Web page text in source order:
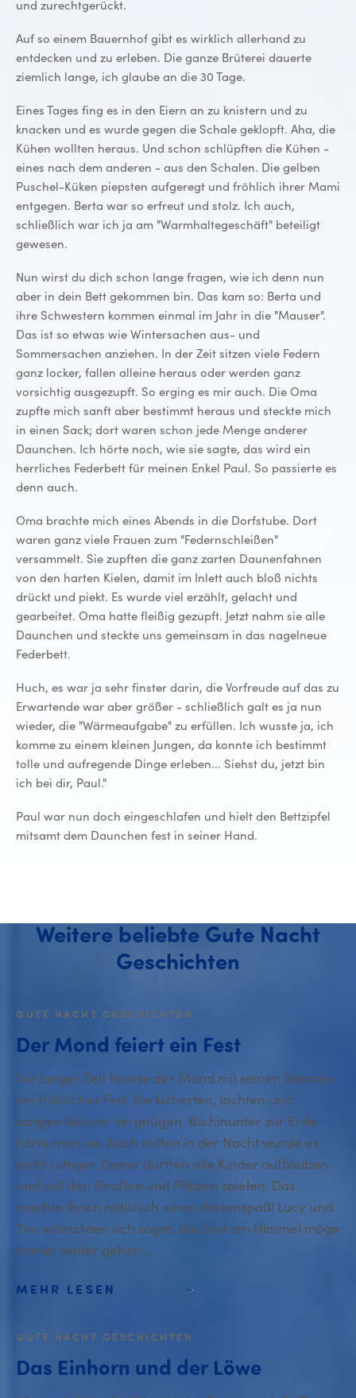
und zurechtgerückt.
Auf so einem Bauernhof gibt es wirklich allerhand zu
entdecken und zu erleben. Die ganze Brüterei dauerte
ziemlich lange, ich glaube an die 30 Tage.
Eines Tages fing es in den Eiern an zu knistern und zu
knacken und es wurde gegen die Schale geklopft. Aha, die
Kühen wollten heraus. Und schon schlüpften die Kühen -
eines nach dem anderen - aus den Schalen. Die gelben
Puschel-Küken piepsten aufgeregt und fröhlich ihrer Mami
entgegen. Berta war so erfreut und stolz. Ich auch,
schließlich war ich ja am "Warmhaltegeschäft" beteiligt
gewesen.
Nun wirst du dich schon lange fragen, wie ich denn nun
aber in dein Bett gekommen bin. Das kam so: Berta und
ihre Schwestern kommen einmal im Jahr in die "Mauser".
Das ist so etwas wie Wintersachen aus- und
Sommersachen anziehen. In der Zeit sitzen viele Federn
ganz locker, fallen alleine heraus oder werden ganz
vorsichtig ausgezupft. So erging es mir auch. Die Oma
zupfte mich sanft aber bestimmt heraus und steckte mich
in einen Sack; dort waren schon jede Menge anderer
Daunchen. Ich hörte noch, wie sie sagte, das wird ein
herrliches Federbett für meinen Enkel Paul. So passierte es
denn auch.
Oma brachte mich eines Abends in die Dorfstube. Dort
waren ganz viele Frauen zum "Federnschleißen"
versammelt. Sie zupften die ganz zarten Daunenfahnen
von den harten Kielen, damit im Inlett auch bloß nichts
drückt und piekt. Es wurde viel erzählt, gelacht und
gearbeitet. Oma hatte fleißig gezupft. Jetzt nahm sie alle
Daunchen und steckte uns gemeinsam in das nagelneue
Federbett.
Huch, es war ja sehr finster darin, die Vorfreude auf das zu
Erwartende war aber größer - schließlich galt es ja nun
wieder, die "Wärmeaufgabe" zu erfüllen. Ich wusste ja, ich
komme zu einem kleinen Jungen, da konnte ich bestimmt
tolle und aufregende Dinge erleben... Siehst du, jetzt bin
ich bei dir, Paul."
Paul war nun doch eingeschlafen und hielt den Bettzipfel
mitsamt dem Daunchen fest in seiner Hand.
Weitere beliebte Gute Nacht
Geschichten
GUTE NACHT GESCHICHTEN
Der Mond feiert ein Fest
Vor langer Zeit feierte der Mond mit seinen Sternen
ein fröhliches Fest. Sie kicherten, lachten und
sangen laut vor Vergnügen. Bis hinunter zur Erde
hörte man sie. Auch mitten in der Nacht wurde es
nicht ruhiger. Daher durften alle Kinder aufbleiben
und auf den Straßen und Plätzen spielen. Das
machte ihnen natürlich einen Riesenspaß! Lucy und
Tim wünschten sich sogar, das Fest am Himmel möge
immer weiter gehen...
MEHR LESEN
GUTE NACHT GESCHICHTEN
Das Einhorn und der Löwe